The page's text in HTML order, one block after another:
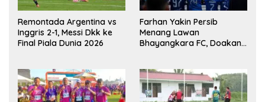
Remontada Argentina vs
Inggris 2-1, Messi Dkk ke
Final Piala Dunia 2026
Farhan Yakin Persib
Menang Lawan
Bhayangkara FC, Doakan